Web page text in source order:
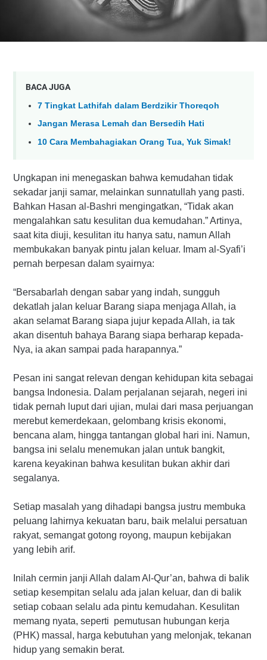
BACA JUGA
7 Tingkat Lathifah dalam Berdzikir Thoreqoh
Jangan Merasa Lemah dan Bersedih Hati
10 Cara Membahagiakan Orang Tua, Yuk Simak!
Ungkapan ini menegaskan bahwa kemudahan tidak
sekadar janji samar, melainkan sunnatullah yang pasti.
Bahkan Hasan al-Bashri mengingatkan, “Tidak akan
mengalahkan satu kesulitan dua kemudahan.” Artinya,
saat kita diuji, kesulitan itu hanya satu, namun Allah
membukakan banyak pintu jalan keluar. Imam al-Syafi’i
pernah berpesan dalam syairnya:
“Bersabarlah dengan sabar yang indah, sungguh
dekatlah jalan keluar Barang siapa menjaga Allah, ia
akan selamat Barang siapa jujur kepada Allah, ia tak
akan disentuh bahaya Barang siapa berharap kepada-
Nya, ia akan sampai pada harapannya.”
Pesan ini sangat relevan dengan kehidupan kita sebagai
bangsa Indonesia. Dalam perjalanan sejarah, negeri ini
tidak pernah luput dari ujian, mulai dari masa perjuangan
merebut kemerdekaan, gelombang krisis ekonomi,
bencana alam, hingga tantangan global hari ini. Namun,
bangsa ini selalu menemukan jalan untuk bangkit,
karena keyakinan bahwa kesulitan bukan akhir dari
segalanya.
Setiap masalah yang dihadapi bangsa justru membuka
peluang lahirnya kekuatan baru, baik melalui persatuan
rakyat, semangat gotong royong, maupun kebijakan
yang lebih arif.
Inilah cermin janji Allah dalam Al-Qur’an, bahwa di balik
setiap kesempitan selalu ada jalan keluar, dan di balik
setiap cobaan selalu ada pintu kemudahan. Kesulitan
memang nyata, seperti pemutusan hubungan kerja
(PHK) massal, harga kebutuhan yang melonjak, tekanan
hidup yang semakin berat.